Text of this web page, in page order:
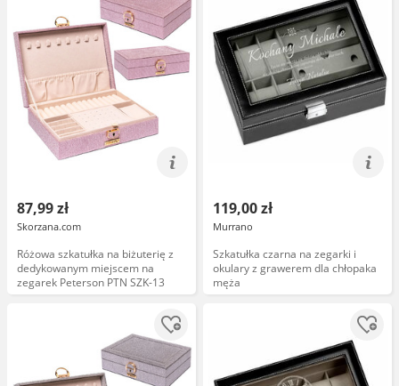
87,99 zł
Skorzana.com
Różowa szkatułka na biżuterię z
dedykowanym miejscem na
zegarek Peterson PTN SZK-13
119,00 zł
Murrano
Szkatułka czarna na zegarki i
okulary z grawerem dla chłopaka
męża